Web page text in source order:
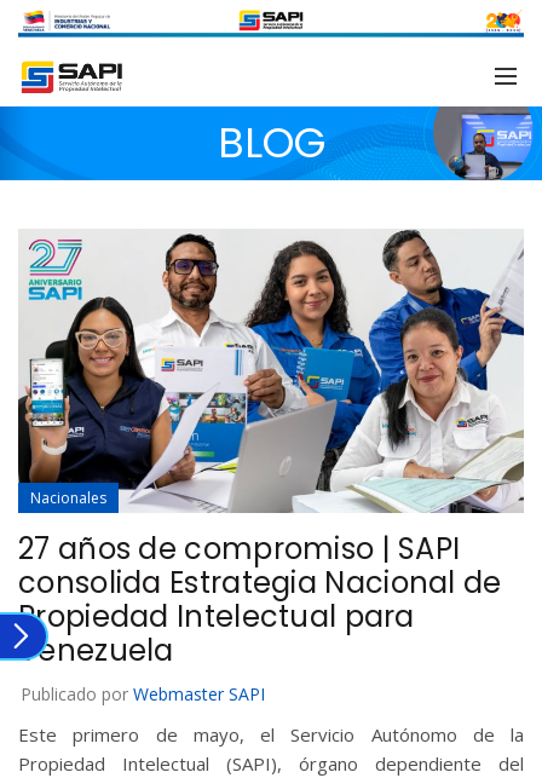
BLOG
Nacionales
27 años de compromiso | SAPI
consolida Estrategia Nacional de
Propiedad Intelectual para
Venezuela
Publicado por Webmaster SAPI
Este primero de mayo, el Servicio Autónomo de la
Propiedad Intelectual (SAPI), órgano dependiente del